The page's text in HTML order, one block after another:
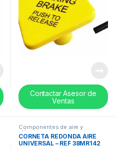
Contactar Asesor de
Ventas
Componentes de aire y
eléctricos
CORNETA REDONDA AIRE
UNIVERSAL – REF 38MR142